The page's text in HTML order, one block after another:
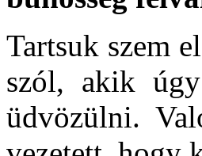
Tartsuk szem
szól, akik
üdvözülni.